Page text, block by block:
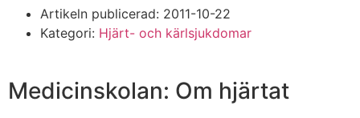
Artikeln publicerad: 2011-10-22
Kategori: Hjärt- och kärlsjukdomar
Medicinskolan: Om hjärtat